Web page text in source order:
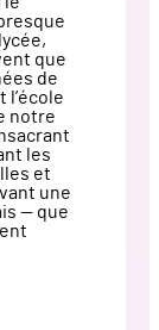
que
de
l’école
notre
les
et
une
— que